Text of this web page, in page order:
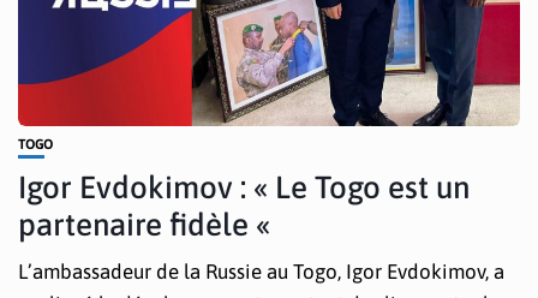
TOGO
Igor Evdokimov : « Le Togo est un
partenaire fidèle «
L’ambassadeur de la Russie au Togo, Igor Evdokimov, a